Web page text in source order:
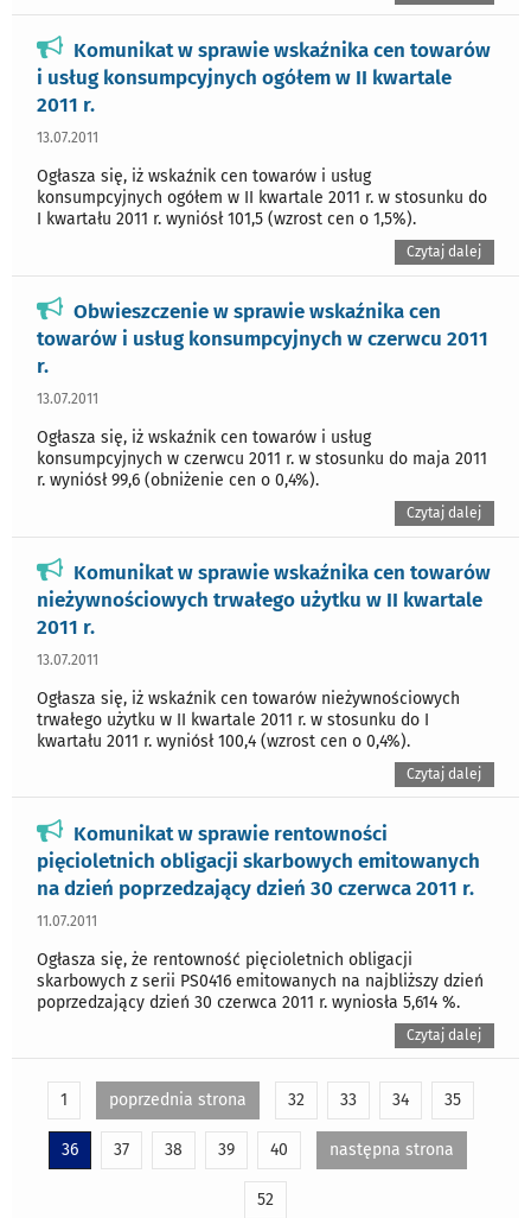
Komunikat w sprawie wskaźnika cen towarów
i usług konsumpcyjnych ogółem w II kwartale
2011 r.
13.07.2011
Ogłasza się, iż wskaźnik cen towarów i usług
konsumpcyjnych ogółem w II kwartale 2011 r. w stosunku do
I kwartału 2011 r. wyniósł 101,5 (wzrost cen o 1,5%).
Czytaj dalej
Obwieszczenie w sprawie wskaźnika cen
towarów i usług konsumpcyjnych w czerwcu 2011
r.
13.07.2011
Ogłasza się, iż wskaźnik cen towarów i usług
konsumpcyjnych w czerwcu 2011 r. w stosunku do maja 2011
r. wyniósł 99,6 (obniżenie cen o 0,4%).
Czytaj dalej
Komunikat w sprawie wskaźnika cen towarów
nieżywnościowych trwałego użytku w II kwartale
2011 r.
13.07.2011
Ogłasza się, iż wskaźnik cen towarów nieżywnościowych
trwałego użytku w II kwartale 2011 r. w stosunku do I
kwartału 2011 r. wyniósł 100,4 (wzrost cen o 0,4%).
Czytaj dalej
Komunikat w sprawie rentowności
pięcioletnich obligacji skarbowych emitowanych
na dzień poprzedzający dzień 30 czerwca 2011 r.
11.07.2011
Ogłasza się, że rentowność pięcioletnich obligacji
skarbowych z serii PS0416 emitowanych na najbliższy dzień
poprzedzający dzień 30 czerwca 2011 r. wyniosła 5,614 %.
Czytaj dalej
1 poprzednia strona 32 33 34 35
36 37 38 39 40 następna strona
52